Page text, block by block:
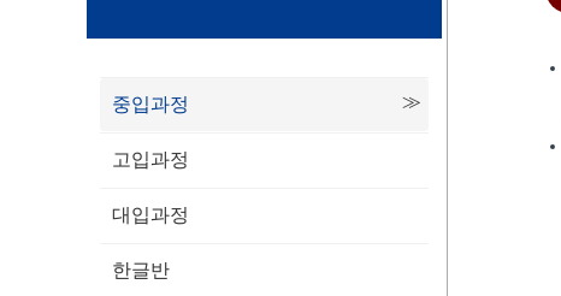
중입과정
고입과정
대입과정
한글반